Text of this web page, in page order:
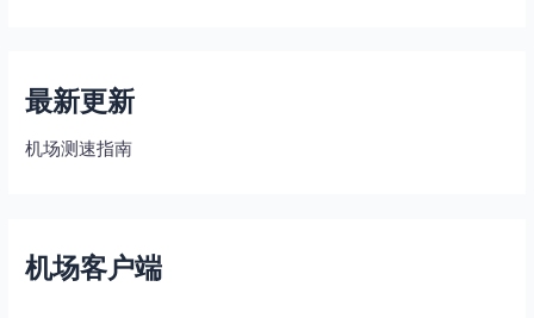
最新更新
机场测速指南
机场客户端